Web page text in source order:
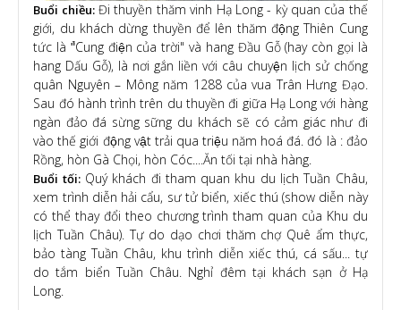
Buổi chiều:Đi thuyền thăm vinh Hạ Long - kỳ quan của thế
giới, du khách dừng thuyền để lên thăm động Thiên Cung
tức là "̉Cung điện của trời" và hang Đầu Gỗ (hay còn gọi là
hang Dấu Gỗ), là nơi gắn liền với câu chuyện lịch sử chống
quân Nguyên – Mông năm 1288 của vua Trân Hưng Đạo.
Sau đó hành trình trên du thuyền đi giữa Hạ Long với hàng
ngàn đảo đá sừng sững du khách sẽ có cảm giác như đi
vào thế giới động vật trải qua triệu năm hoá đá. đó là : đảo
Rồng, hòn Gà Chọi, hòn Cóc....Ăn tối tại nhà hàng.
Buổi tối:Quý khách đi tham quan khu du lịch Tuần Châu,
xem trình diễn hải cẩu, sư tử biển, xiếc thú (show diễn này
có thể thay đổi theo chương trình tham quan của Khu du
lịch Tuần Châu). Tự do dạo chơi thăm chợ Quê ẩm thực,
bảo tàng Tuần Châu, khu trình diễn xiếc thú, cá sấu... tự
do tắm biển Tuần Châu. Nghỉ đêm tại khách sạn ở Hạ
Long.